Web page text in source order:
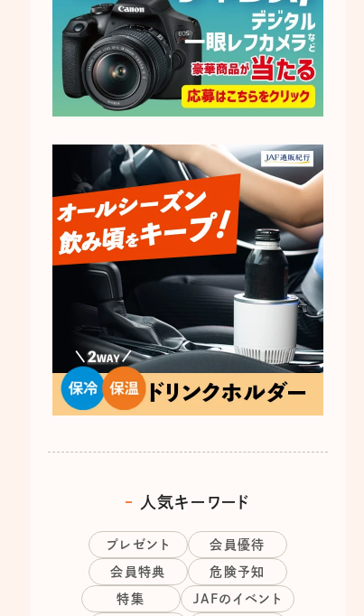
人気キーワード
プレゼント 会員優待
会員特典 危険予知
特集 JAFのイベント